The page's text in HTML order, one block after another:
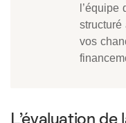
l’équipe
structuré
vos
L’évaluation